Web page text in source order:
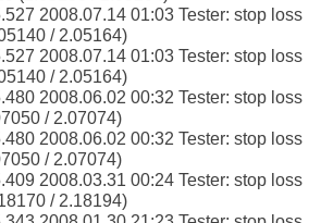
2008.07.14 01:03 Tester: stop loss
/ 2.05164)
2008.07.14 01:03 Tester: stop loss
/ 2.05164)
2008.06.02 00:32 Tester: stop loss
/ 2.07074)
2008.06.02 00:32 Tester: stop loss
/ 2.07074)
2008.03.31 00:24 Tester: stop loss
/ 2.18194)